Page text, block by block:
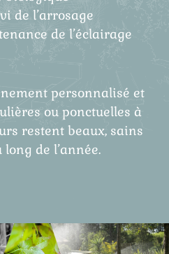
de l’arrosage
de l’éclairage
personnalisé et
ou ponctuelles à
restent beaux, sains
de l’année.